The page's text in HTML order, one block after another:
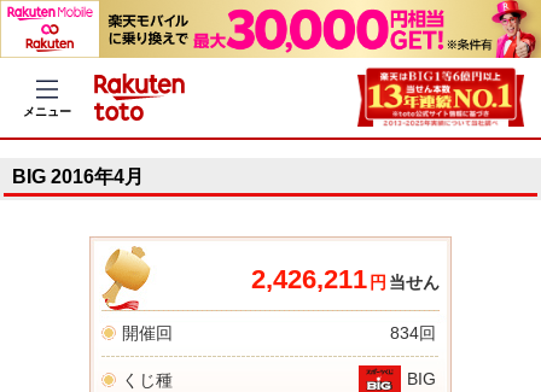
メニュー
BIG 2016年4月
2,426,211 円 当せん
開催回 834回
くじ種 BIG